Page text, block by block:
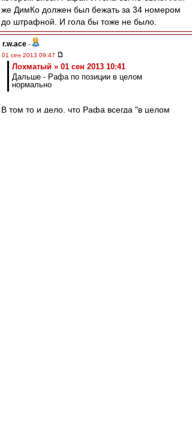
же ДимКо должен был бежать за 34 номером
до штрафной. И гола бы тоже не было.
r.w.ace -
01 сен 2013 09:47
Лохматый » 01 сен 2013 10:41
Дальше - Рафа по позиции в целом
нормально
В том то и дело, что Рафа всегда "в целом